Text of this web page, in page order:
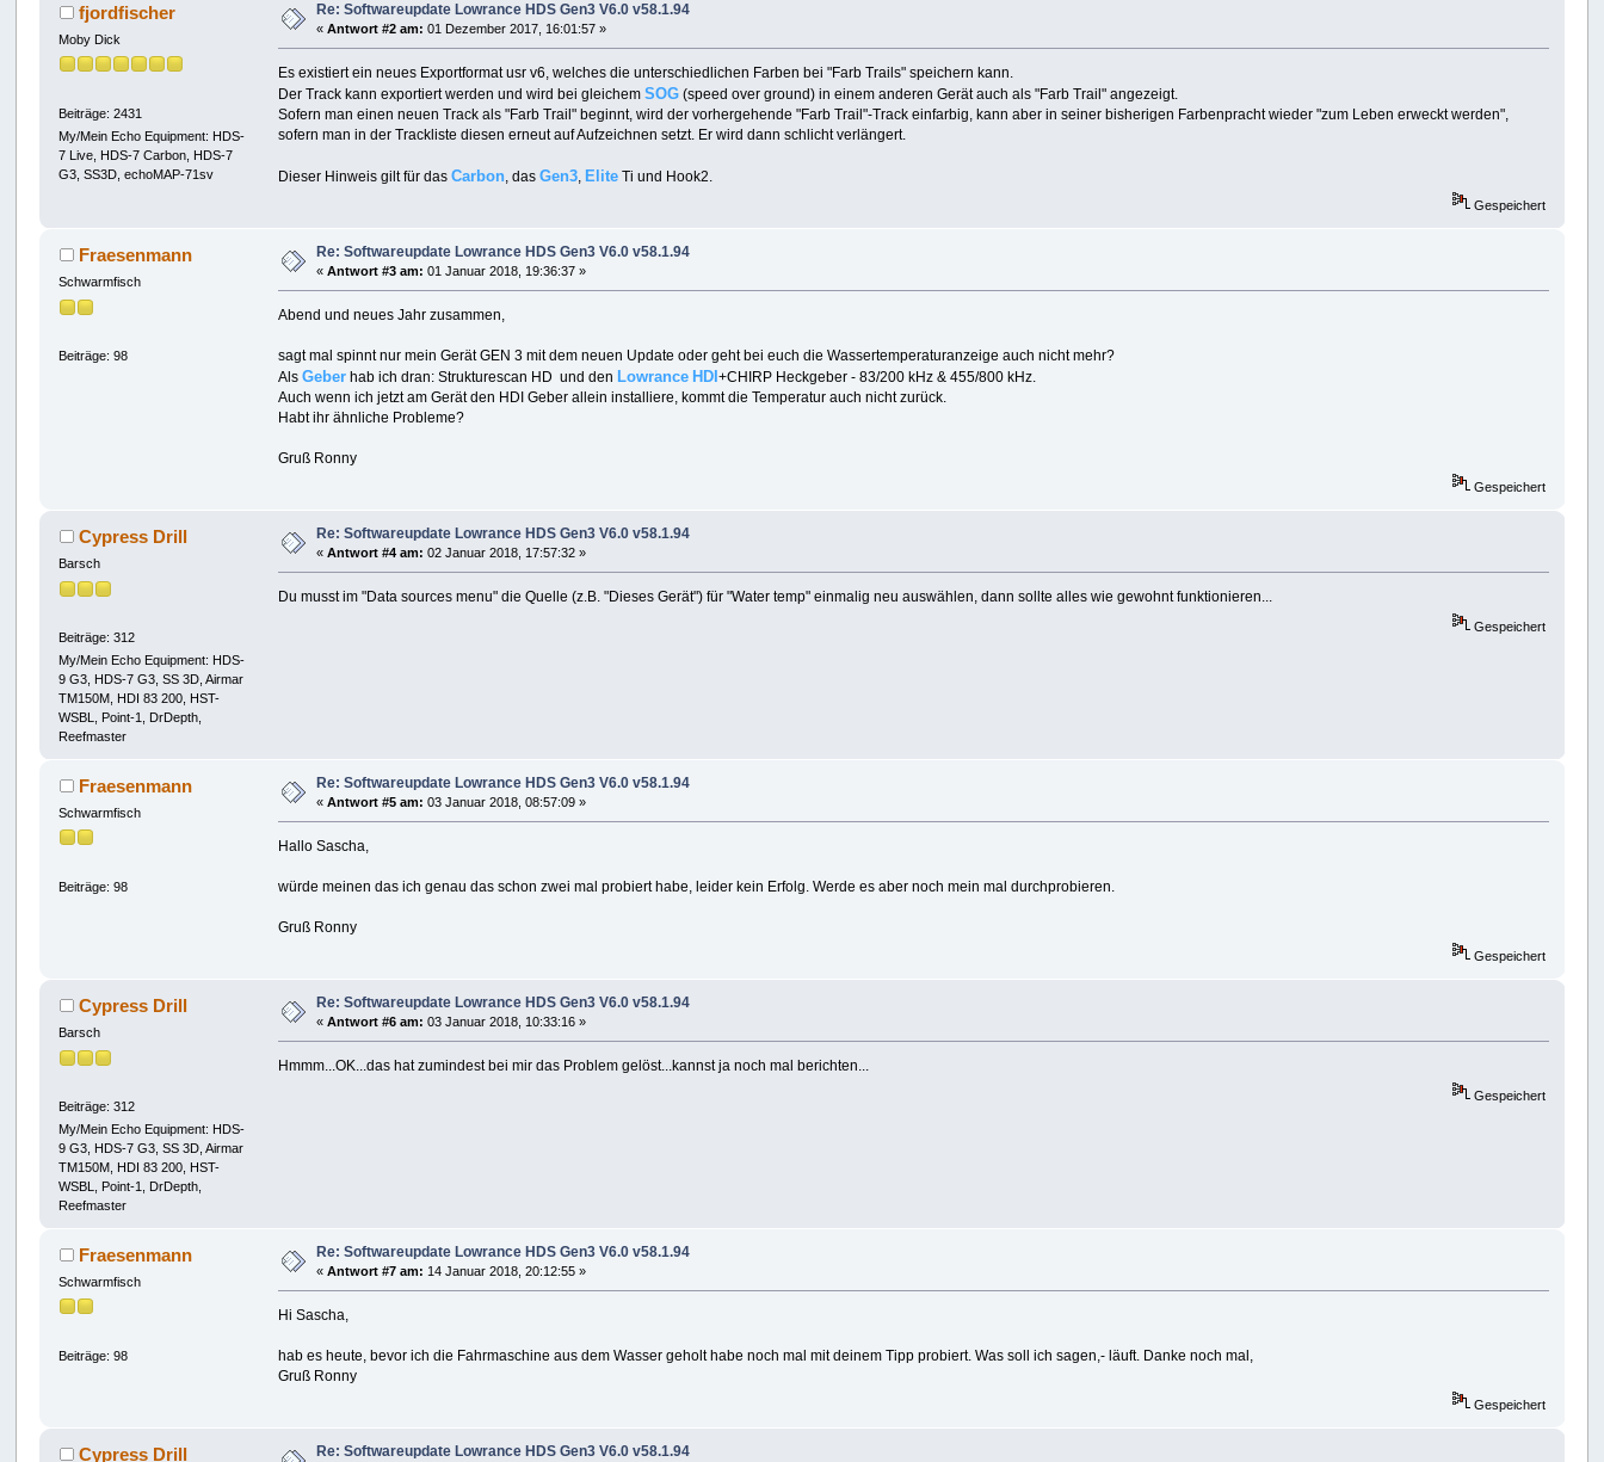
fjordfischer
Moby Dick
Beiträge: 2431
My/Mein Echo Equipment: HDS-
7 Live, HDS-7 Carbon, HDS-7
G3, SS3D, echoMAP-71sv
Re: Softwareupdate Lowrance HDS Gen3 V6.0 v58.1.94
«Antwort #2 am: 01 Dezember 2017, 16:01:57 »
Es existiert ein neues Exportformat usr v6, welches die unterschiedlichen Farben bei "Farb Trails" speichern kann.
Der Track kann exportiert werden und wird bei gleichemSOG (speed over ground) in einem anderen Gerät auch als "Farb Trail" angezeigt.
Sofern man einen neuen Track als "Farb Trail" beginnt, wird der vorhergehende "Farb Trail"-Track einfarbig, kann aber in seiner bisherigen Farbenpracht wieder "zum Leben erweckt werden",
sofern man in der Trackliste diesen erneut auf Aufzeichnen setzt. Er wird dann schlicht verlängert.
Dieser Hinweis gilt für dasCarbon, dasGen3, Elite Ti und Hook2.
Gespeichert
Fraesenmann
Schwarmfisch
Beiträge: 98
Re: Softwareupdate Lowrance HDS Gen3 V6.0 v58.1.94
«Antwort #3 am: 01 Januar 2018, 19:36:37 »
Abend und neues Jahr zusammen,
sagt mal spinnt nur mein Gerät GEN 3 mit dem neuen Update oder geht bei euch die Wassertemperaturanzeige auch nicht mehr?
AlsGeber hab ich dran: Strukturescan HD und den Lowrance HDI+CHIRP Heckgeber - 83/200 kHz & 455/800 kHz.
Auch wenn ich jetzt am Gerät den HDI Geber allein installiere, kommt die Temperatur auch nicht zurück.
Habt ihr ähnliche Probleme?
Gruß Ronny
Gespeichert
Cypress Drill
Barsch
Beiträge: 312
My/Mein Echo Equipment: HDS-
9 G3, HDS-7 G3, SS 3D, Airmar
TM150M, HDI 83 200, HST-
WSBL, Point-1, DrDepth,
Reefmaster
Re: Softwareupdate Lowrance HDS Gen3 V6.0 v58.1.94
«Antwort #4 am: 02 Januar 2018, 17:57:32 »
Du musst im "Data sources menu" die Quelle (z.B. "Dieses Gerät") für "Water temp" einmalig neu auswählen, dann sollte alles wie gewohnt funktionieren...
Gespeichert
Fraesenmann
Schwarmfisch
Beiträge: 98
Re: Softwareupdate Lowrance HDS Gen3 V6.0 v58.1.94
«Antwort #5 am: 03 Januar 2018, 08:57:09 »
Hallo Sascha,
würde meinen das ich genau das schon zwei mal probiert habe, leider kein Erfolg. Werde es aber noch mein mal durchprobieren.
Gruß Ronny
Gespeichert
Cypress Drill
Barsch
Beiträge: 312
My/Mein Echo Equipment: HDS-
9 G3, HDS-7 G3, SS 3D, Airmar
TM150M, HDI 83 200, HST-
WSBL, Point-1, DrDepth,
Reefmaster
Re: Softwareupdate Lowrance HDS Gen3 V6.0 v58.1.94
«Antwort #6 am: 03 Januar 2018, 10:33:16 »
Hmmm...OK...das hat zumindest bei mir das Problem gelöst...kannst ja noch mal berichten...
Gespeichert
Fraesenmann
Schwarmfisch
Beiträge: 98
Re: Softwareupdate Lowrance HDS Gen3 V6.0 v58.1.94
«Antwort #7 am: 14 Januar 2018, 20:12:55 »
Hi Sascha,
hab es heute, bevor ich die Fahrmaschine aus dem Wasser geholt habe noch mal mit deinem Tipp probiert. Was soll ich sagen,- läuft. Danke noch mal,
Gruß Ronny
Gespeichert
Cypress Drill Re: Softwareupdate Lowrance HDS Gen3 V6.0 v58.1.94